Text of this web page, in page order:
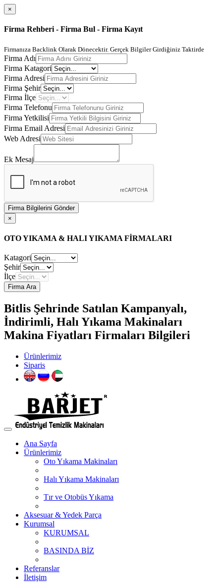
×
Firma Rehberi - Firma Bul - Firma Kayıt
Firmanıza Backlink Olarak Dönecektir. Gerçek Bilgiler Girdiğiniz Taktirde
Firma Adı
Firma Katagori
Firma Adresi
Firma Şehir
Firma İlçe
Firma Telefonu
Firma Yetkilisi
Firma Email Adresi
Web Adresi
Ek Mesaj
Firma Bilgilerini Gönder
×
OTO YIKAMA & HALI YIKAMA FİRMALARI
Katagori
Şehir
İlçe
Firma Ara
Bitlis Şehrinde Satılan Kampanyalı,
İndirimli, Halı Yıkama Makinaları
Makina Fiyatları Firmaları Bilgileri
Ürünlerimiz
Siparis
Ana Sayfa
Ürünlerimiz
Oto Yıkama Makinaları
Halı Yıkama Makinaları
Tır ve Otobüs Yıkama
Aksesuar & Yedek Parça
Kurumsal
KURUMSAL
BASINDA BİZ
Referanslar
İletişim